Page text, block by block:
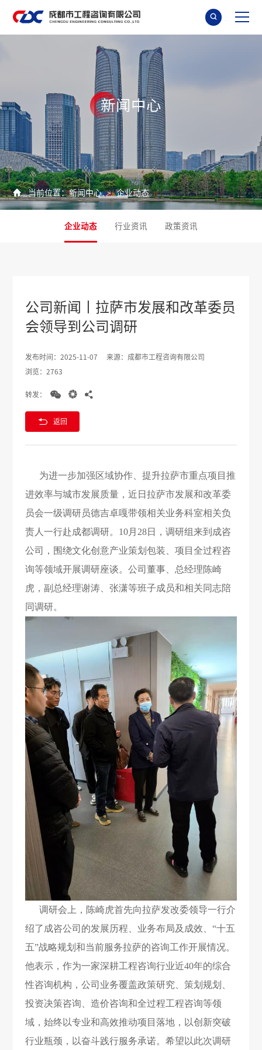

新闻 中心
 当前位置：新闻中心 > 企业动态
企业动态 行业资讯 政策资讯
公司新闻丨拉萨市发展和改革委员
会领导到公司调研
发布时间：2025-11-07 来源：成都市工程咨询有限公司
浏览：2763
转发：   
 返回
为进一步加强区域协作、提升拉萨市重点项目推
进效率与城市发展质量，近日拉萨市发展和改革委
员会一级调研员德吉卓嘎带领相关业务科室相关负
责人一行赴成都调研。10月28日，调研组来到成咨
公司，围绕文化创意产业策划包装、项目全过程咨
询等领域开展调研座谈。公司董事、总经理陈崎
虎，副总经理谢涛、张潇等班子成员和相关同志陪
同调研。
调研会上，陈崎虎首先向拉萨发改委领导一行介
绍了成咨公司的发展历程、业务布局及成效、“十五
五”战略规划和当前服务拉萨的咨询工作开展情况。
他表示，作为一家深耕工程咨询行业近40年的综合
性咨询机构，公司业务覆盖政策研究、策划规划、
投资决策咨询、造价咨询和全过程工程咨询等领
域，始终以专业和高效推动项目落地，以创新突破
行业瓶颈，以奋斗践行服务承诺。希望以此次调研